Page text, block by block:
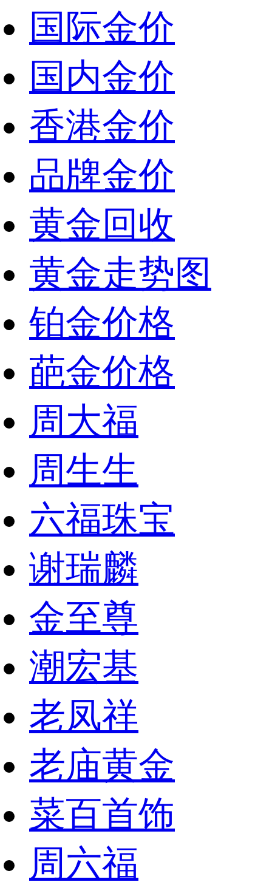
国际金价
国内金价
香港金价
品牌金价
黄金回收
黄金走势图
铂金价格
葩金价格
周大福
周生生
六福珠宝
谢瑞麟
金至尊
潮宏基
老凤祥
老庙黄金
菜百首饰
周六福